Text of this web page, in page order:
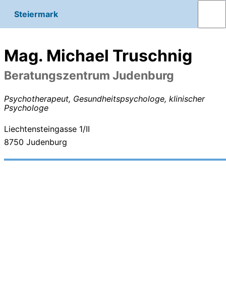
Steiermark
Mag. Michael Truschnig
Beratungszentrum Judenburg
Psychotherapeut, Gesundheitspsychologe, klinischer
Psychologe
Liechtensteingasse 1/II
8750 Judenburg